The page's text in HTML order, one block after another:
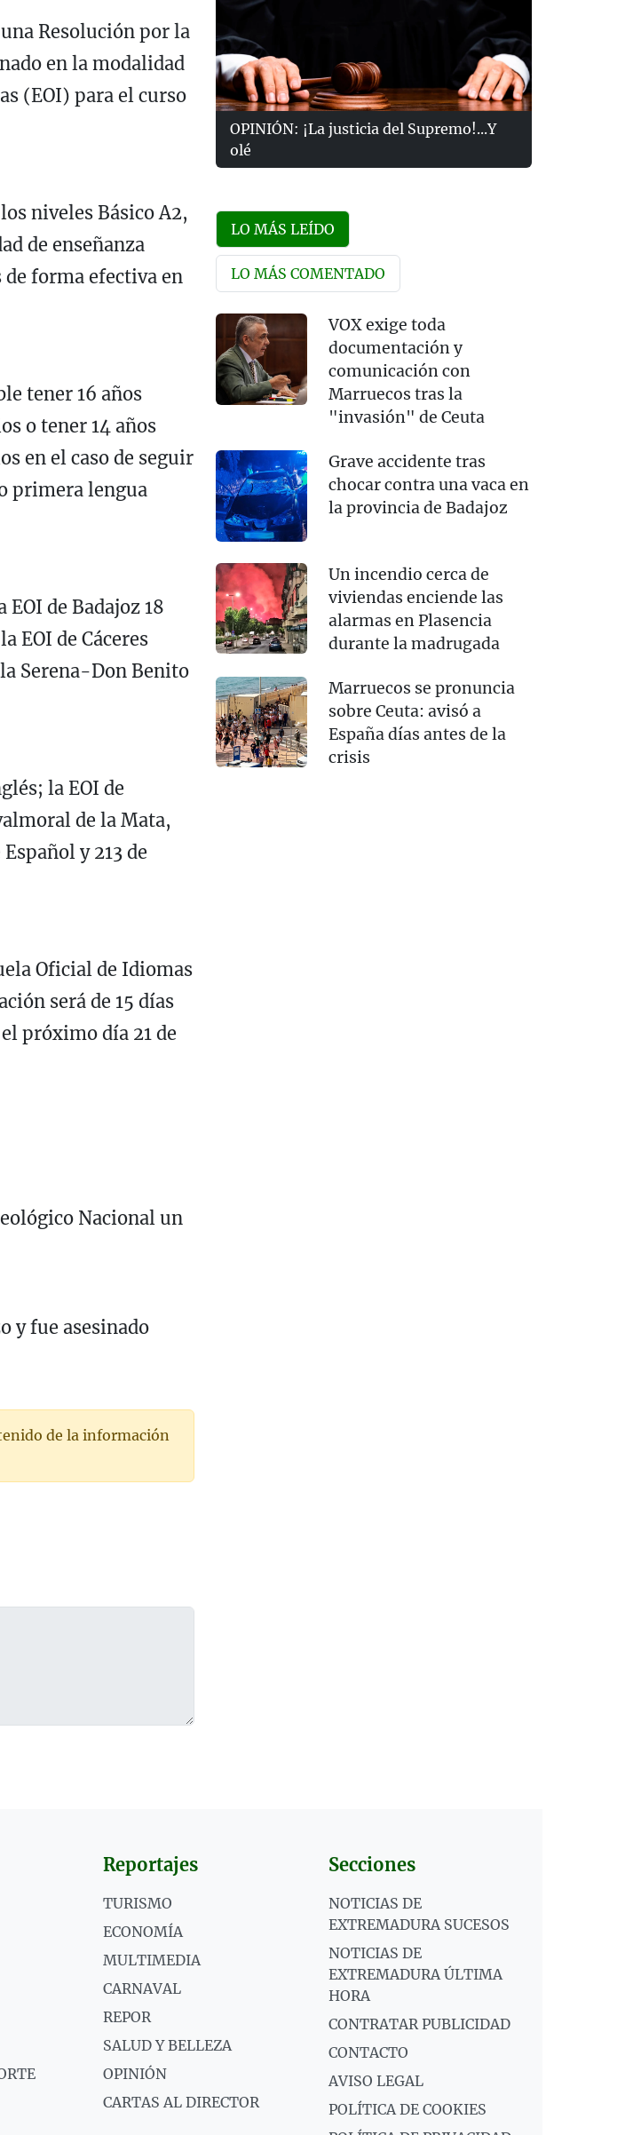
Resolución por la
en la modalidad
(EOI) para el curso
niveles Básico A2,
de enseñanza
forma efectiva en
tener 16 años
o tener 14 años
en el caso de seguir
primera lengua
de Badajoz 18
EOI de Cáceres
Serena-Don Benito
la EOI de
de la Mata,
y 213 de
Oficial de Idiomas
será de 15 días
próximo día 21 de
Nacional un
y fue asesinado
de la información
OPINIÓN: ¡La justicia del Supremo!...Y
olé
LO MÁS LEÍDO
LO MÁS COMENTADO
VOX exige toda
documentación y
comunicación con
Marruecos tras la
"invasión" de Ceuta
Grave accidente tras
chocar contra una vaca en
la provincia de Badajoz
Un incendio cerca de
viviendas enciende las
alarmas en Plasencia
durante la madrugada
Marruecos se pronuncia
sobre Ceuta: avisó a
España días antes de la
crisis
Reportajes
TURISMO
ECONOMÍA
MULTIMEDIA
CARNAVAL
REPOR
SALUD Y BELLEZA
OPINIÓN
CARTAS AL DIRECTOR
Secciones
NOTICIAS DE
EXTREMADURA SUCESOS
NOTICIAS DE
EXTREMADURA ÚLTIMA
HORA
CONTRATAR PUBLICIDAD
CONTACTO
AVISO LEGAL
POLÍTICA DE COOKIES